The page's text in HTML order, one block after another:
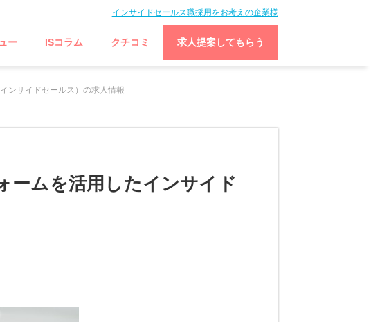
インサイドセールス職採用をお考えの企業様
ー ISコラム クチコミ 求人提案してもらう
ンサイドセールス）の求人情報
ームを活用したインサイド